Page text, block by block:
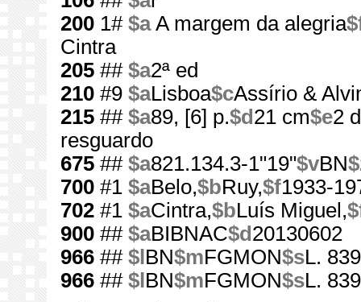
200 1# $aA margem da alegria
Cintra
205 ## $a2ª ed
210 #9 $aLisboa$cAssírio &
215 ## $a89, [6] p.$d 21 cm$e2
resguardo
675 ## $a821.134.3-1"19"$vBN
700 #1 $aBelo,$bRuy,$f1933-
702 #1 $aCintra,$bLuís Miguel,
900 ## $aBIBNAC$d 20130602
966 ## $l BN$mFGMON$sL.
966 ## $l BN$mFGMON$sL.